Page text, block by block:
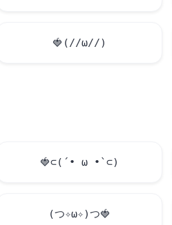
🍓 (//ω//)
🍓⊂(´• ω •`⊂)
(つ✧ω✧)つ🍓